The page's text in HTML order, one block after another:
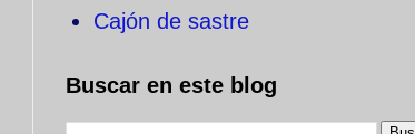
Cajón de sastre
Buscar en este blog